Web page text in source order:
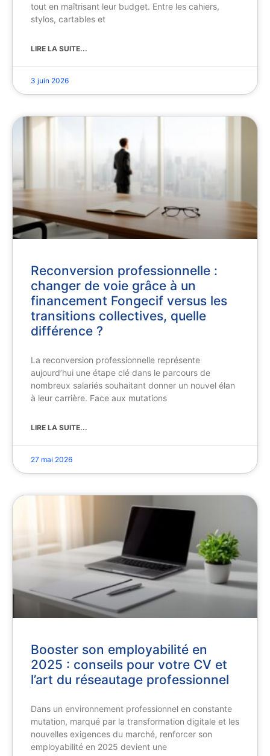
tout en maîtrisant leur budget. Entre les cahiers,
stylos, cartables et
LIRE LA SUITE...
3 juin 2026
Reconversion professionnelle :
changer de voie grâce à un
financement Fongecif versus les
transitions collectives, quelle
différence ?
La reconversion professionnelle représente
aujourd’hui une étape clé dans le parcours de
nombreux salariés souhaitant donner un nouvel élan
à leur carrière. Face aux mutations
LIRE LA SUITE...
27 mai 2026
Booster son employabilité en
2025 : conseils pour votre CV et
l’art du réseautage professionnel
Dans un environnement professionnel en constante
mutation, marqué par la transformation digitale et les
nouvelles exigences du marché, renforcer son
employabilité en 2025 devient une